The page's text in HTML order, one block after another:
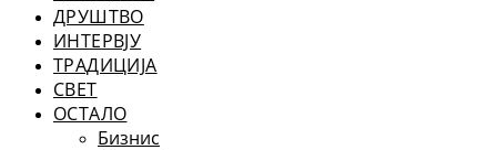
ДРУШТВО
ИНТЕРВЈУ
ТРАДИЦИЈА
СВЕТ
ОСТАЛО
Бизнис